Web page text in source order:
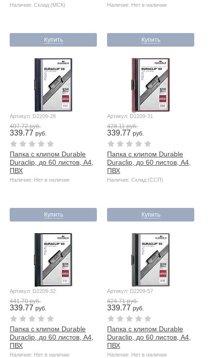
Наличие: Склад (МСК)
Купить
Наличие: Нет в наличии
Купить
Артикул: D2209-28
407.72 руб.
339.77 руб.
Папка с клипом Durable
Duraclip, до 60 листов, А4,
ПВХ
Наличие: Нет в наличии
Купить
Артикул: D2209-31
428.11 руб.
339.77руб.
Папка с клипом Durable
Duraclip, до 60 листов, А4,
ПВХ
Наличие: Склад (ССП)
Купить
Артикул: D2209-32
441.70 руб.
339.77 руб.
Папка с клипом Durable
Duraclip, до 60 листов, А4,
ПВХ
Наличие: Нет в наличии
Артикул: D2209-57
424.71 руб.
339.77руб.
Папка с клипом Durable
Duraclip, до 60 листов, А4,
ПВХ
Наличие: Нет в наличии